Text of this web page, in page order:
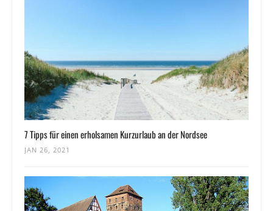
7 Tipps für einen erholsamen Kurzurlaub an der Nordsee
JAN 26, 2021